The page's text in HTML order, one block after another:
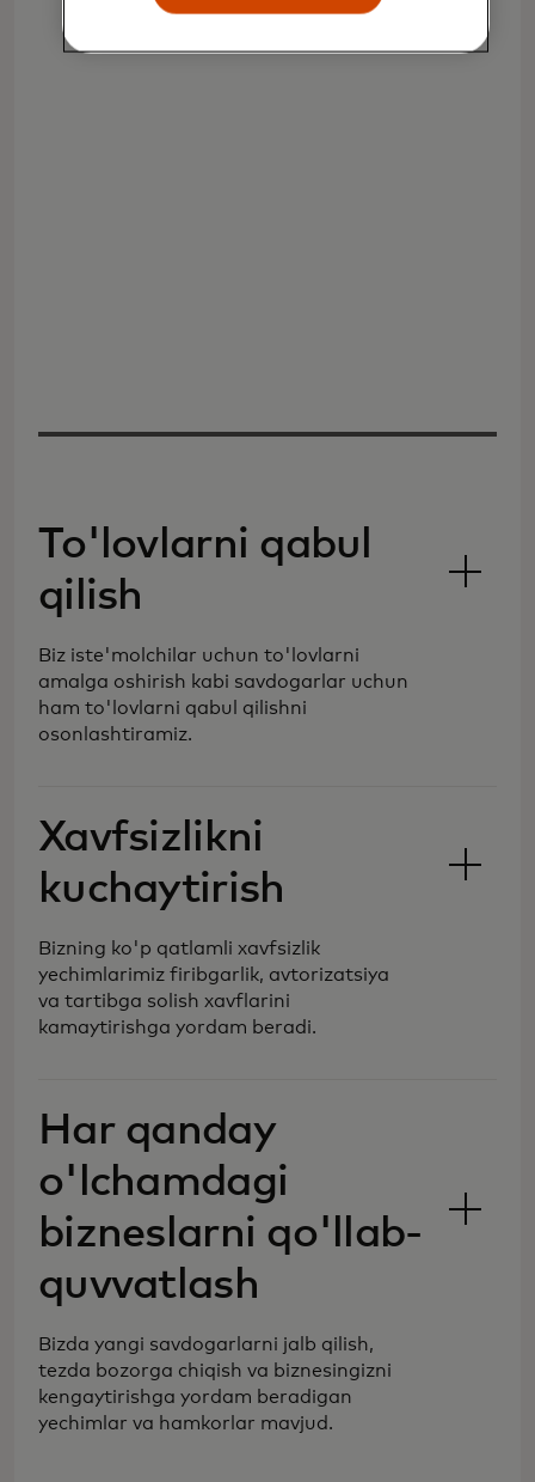
shakllantirmoqdamiz, to‘lovlarni qayta
ishlash jarayonini soddalashtirib va
himoya qilib, sizga o‘zgaruvchan
mijozlarga kirish imkonini beramiz.
To'lovlarni qabul
qilish
Biz iste'molchilar uchun to'lovlarni
amalga oshirish kabi savdogarlar uchun
ham to'lovlarni qabul qilishni
osonlashtiramiz.
Xavfsizlikni
kuchaytirish
Bizning ko'p qatlamli xavfsizlik
yechimlarimiz firibgarlik, avtorizatsiya
va tartibga solish xavflarini
kamaytirishga yordam beradi.
Har qanday
o'lchamdagi
bizneslarni qo'llab-
quvvatlash
Bizda yangi savdogarlarni jalb qilish,
tezda bozorga chiqish va biznesingizni
kengaytirishga yordam beradigan
yechimlar va hamkorlar mavjud.